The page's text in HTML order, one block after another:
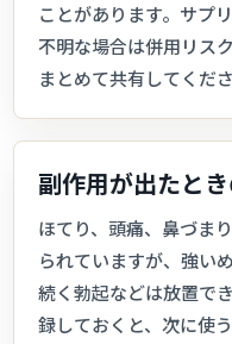
ことがあります。サプ
不明な場合は併用リス
まとめて共有してくださ
副作用が出たと
ほてり、頭痛、鼻づま
られていますが、強い
続く勃起などは放置で
録しておくと、次に使